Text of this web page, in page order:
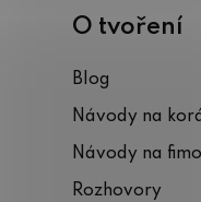
O tvoření
Blog
Návody na
Návody na fimo
Rozhovory